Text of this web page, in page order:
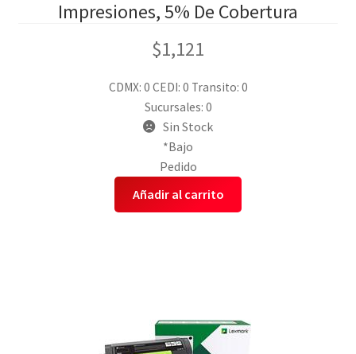
Impresiones, 5% De Cobertura
$1,121
CDMX: 0 CEDI: 0 Transito: 0
Sucursales: 0
Sin Stock
*Bajo
Pedido
Añadir al carrito